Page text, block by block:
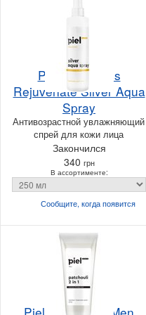
Piel Cosmetics
Rejuvenate Silver Aqua
Spray
Антивозрастной увлажняющий
спрей для кожи лица
Закончился
340 грн
В ассортименте:
Сообщите, когдапоявится
Piel Cosmetics Men